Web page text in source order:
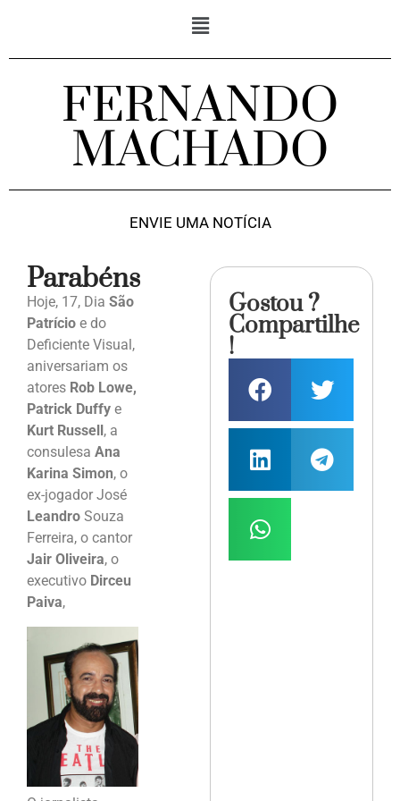
FERNANDO
MACHADO
ENVIE UMA NOTÍCIA
Parabéns
Hoje, 17, Dia São
Patrício e do
Deficiente Visual,
aniversariam os
atores Rob Lowe,
Patrick Duffy e
Kurt Russell , a
consulesa Ana
Karina Simon, o
ex-jogador José
Leandro Souza
Ferreira, o cantor
Jair Oliveira, o
executivo Dirceu
Paiva,
Gostou ?
Compartilhe
!